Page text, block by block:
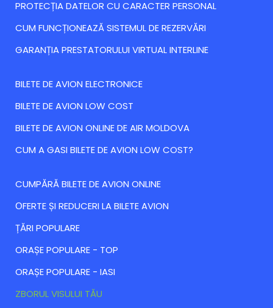
PROTECȚIA DATELOR CU CARACTER PERSONAL
CUM FUNCȚIONEAZĂ SISTEMUL DE REZERVĂRI
GARANȚIA PRESTATORULUI VIRTUAL INTERLINE
BILETE DE AVION ELECTRONICE
BILETE DE AVION LOW COST
BILETE DE AVION ONLINE DE AIR MOLDOVA
CUM A GASI BILETE DE AVION LOW COST?
CUMPĂRĂ BILETE DE AVION ONLINE
ОFERTE ȘI REDUCERI LA BILETE AVION
ȚĂRI POPULARE
ORAȘE POPULARE - TOP
ORAȘE POPULARE - IASI
ZBORUL VISULUI TĂU